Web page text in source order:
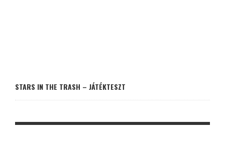
STARS IN THE TRASH – JÁTÉKTESZT